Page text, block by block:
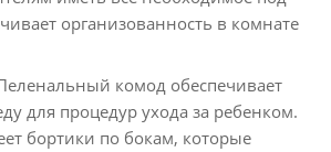
организованность в комнате
комод обеспечивает
для процедур ухода за ребенком.
бортики по бокам, которые